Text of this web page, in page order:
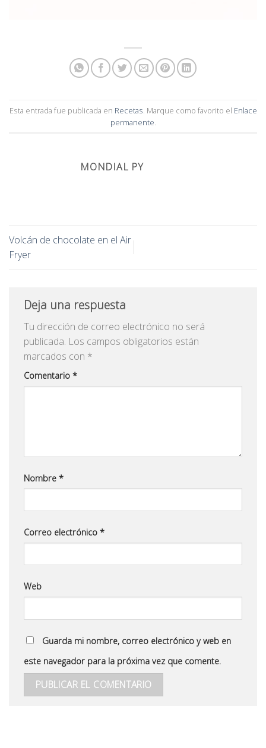
Esta entrada fue publicada en Recetas. Marque como favorito el Enlace
permanente.
MONDIAL PY
Volcán de chocolate en el Air
Fryer
Deja una respuesta
Tu dirección de correo electrónico no será
publicada. Los campos obligatorios están
marcados con *
Comentario *
Nombre *
Correo electrónico *
Web
Guarda mi nombre, correo electrónico y web en
este navegador para la próxima vez que comente.